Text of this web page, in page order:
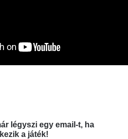
légyszi egy email-t, ha
a játék!